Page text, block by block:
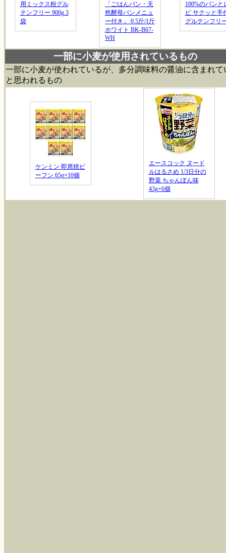
用ミックス粉グル
テンフリー 900g 3
袋
「ごはんパン・天
然酵母パンメニュ
ー付き」 0.5斤/1斤
ホワイト BK-B67-
WH
100%のパンと
ピ サクッと手
グルテンフリ
一部に小麦が使用されているもの
一部に小麦が使われているが、多分調味料の醤油に含まれて
と思われるもの
ケンミン 即席焼ビ
ーフン 65g×10個
エースコック ヌード
ルはるさめ 1/3日分の
野菜 ちゃんぽん味
43g×6個